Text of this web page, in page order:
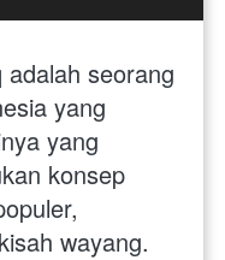
adalah seorang
yang
yang
konsep
wayang.